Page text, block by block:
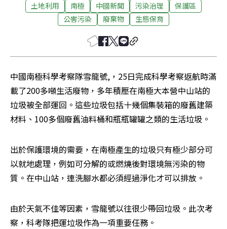
土地利用 南極 中國新聞 污染治理
保護區
公害污染
廢棄物 生態保育
中國南極科學考察隊雪龍號,，25日完成科學考察返航時滿
載了200多噸生活廢物，多年積壓在南極大本營中山站的
垃圾被全部運回。這些垃圾包括十幾個集裝箱的廢舊建築
材料、100多個廢舊油料桶和瓶瓶罐罐之類的生活垃圾。
出於保護環境的需要，在南極產生的垃圾只有極少部分可
以就地處理，例如可分解的或燃燒後對環境無污染的物
質。在中山站，連洗腳水都必須經過淨化才可以排放。
由於天氣不佳等因素，雪龍號以往很少帶回垃圾。此次考
察，科考隊把運垃圾作為一項重要任務。